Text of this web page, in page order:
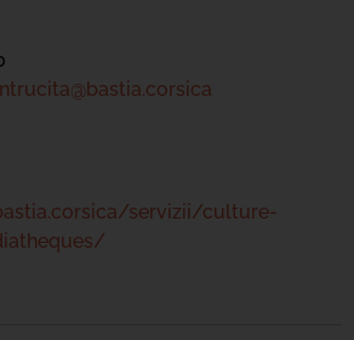
servizii/culture-